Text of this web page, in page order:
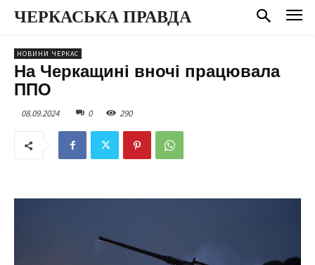
ЧЕРКАСЬКА ПРАВДА
НОВИНИ ЧЕРКАС
На Черкащині вночі працювала
ППО
08.09.2024 0 290